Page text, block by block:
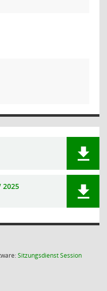
2025
SitzungsdienstSession(Wird in